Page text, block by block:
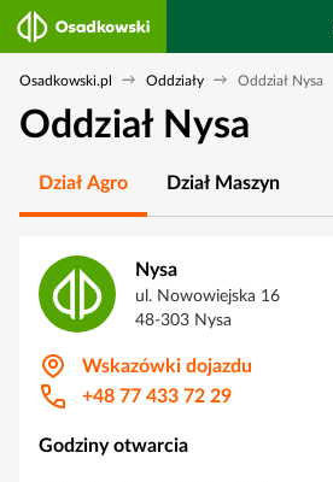
Osadkowski.pl Oddziały Oddział Nysa
Oddział Nysa
Dział Agro Dział Maszyn
Nysa
ul. Nowowiejska 16
48-303 Nysa
Wskazówki dojazdu
+48 77 433 72 29
Godziny otwarcia